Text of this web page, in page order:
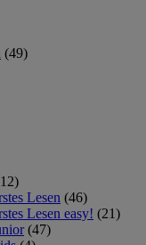
(49)
Lesen (46)
Lesen easy! (21)
(47)